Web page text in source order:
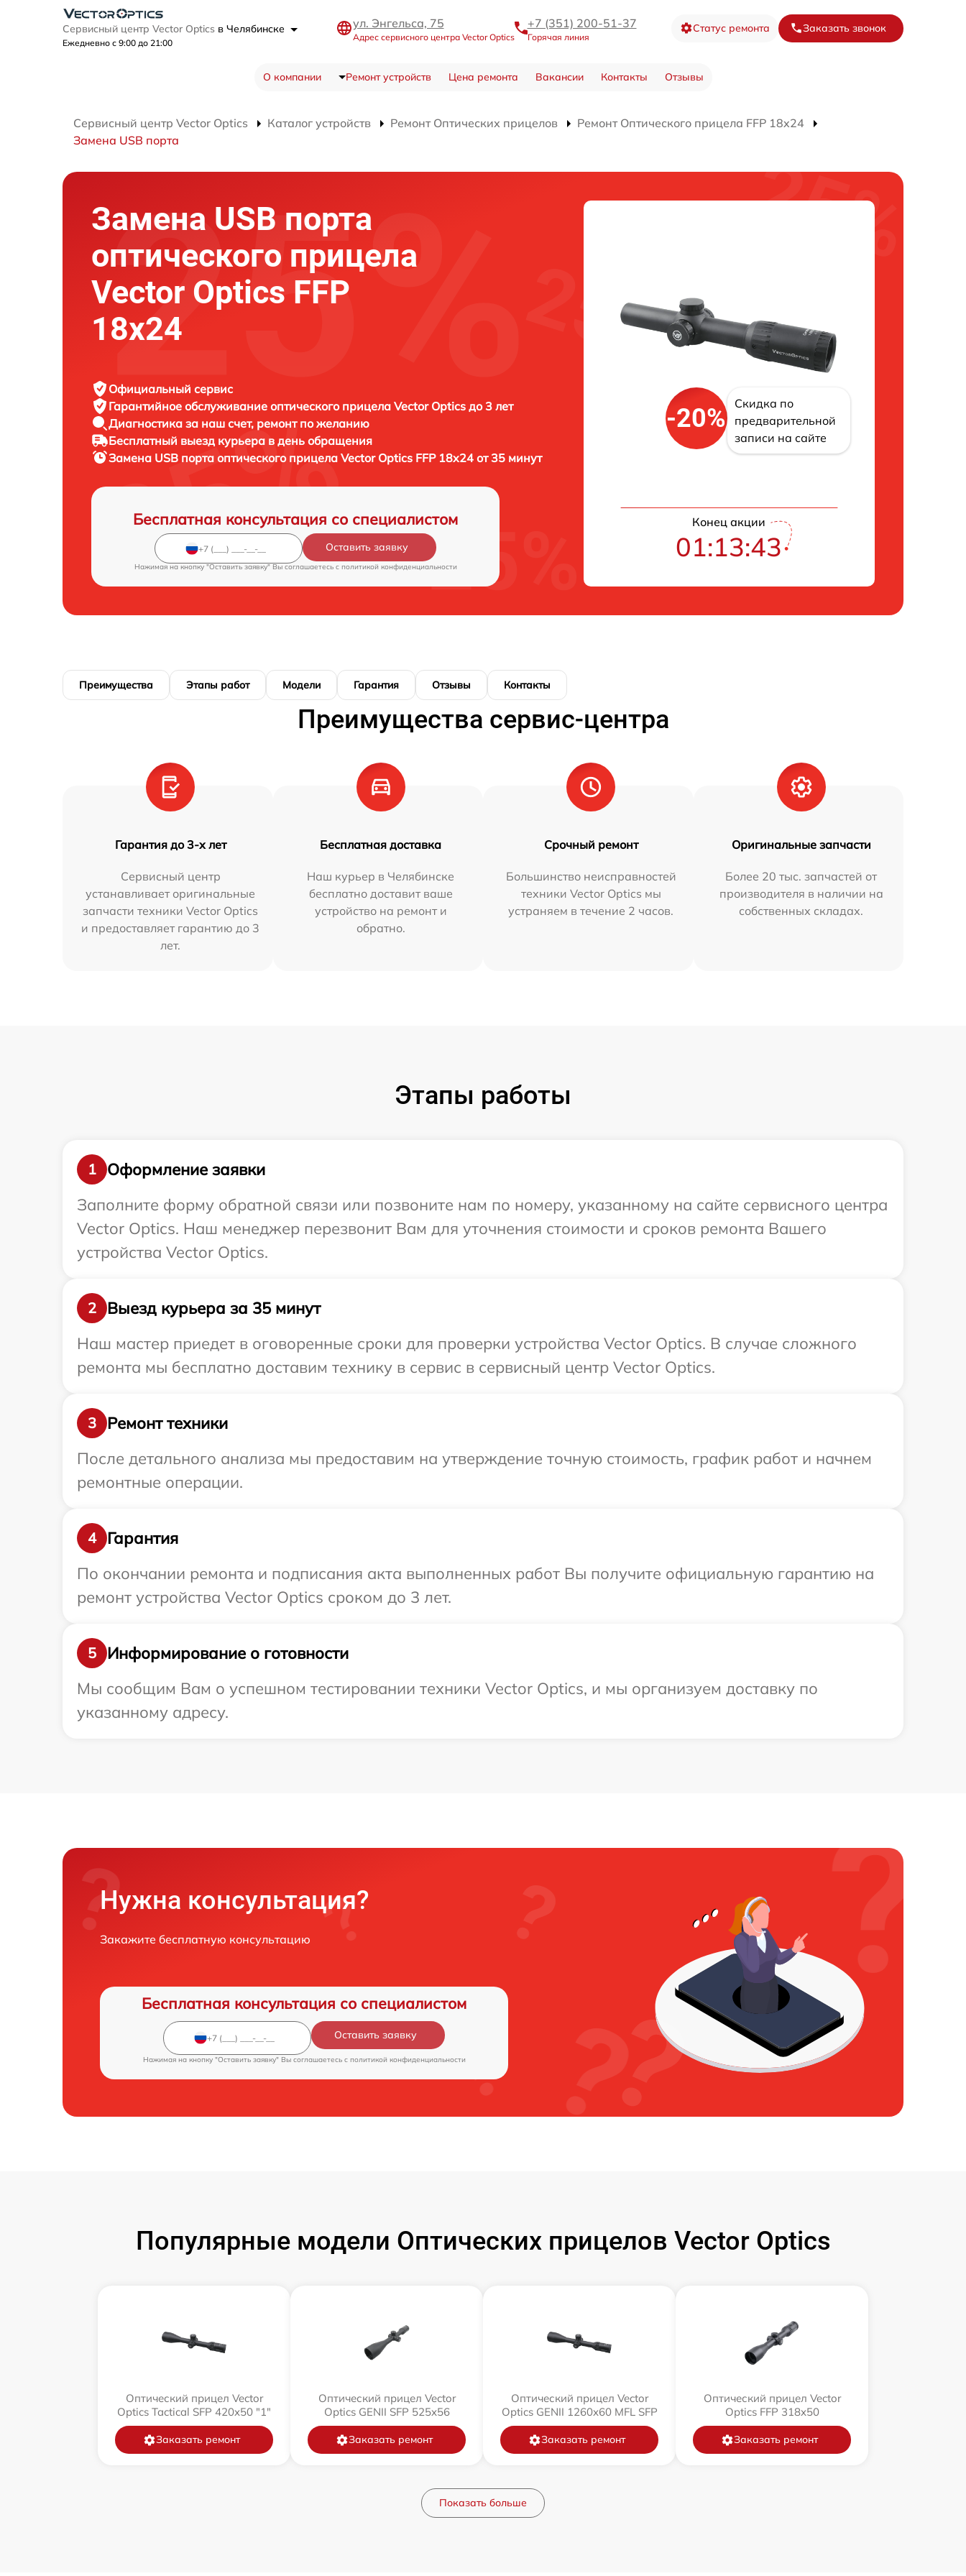
Сервисный центр Vector Optics в Челябинске
Ежедневно с 9:00 до 21:00
ул. Энгельса, 75
Адрес сервисного центра Vector Optics
+7 (351) 200-51-37
Горячая линия
Статус ремонта Заказать звонок
О компании Ремонт устройств Цена ремонта Вакансии Контакты Отзывы
Сервисный центр Vector Optics Каталог устройств Ремонт Оптических прицелов
Ремонт Оптического прицела FFP 18x24
Замена USB порта
Замена USB порта
оптического прицела
Vector Optics FFP
18x24
Официальный сервис
Гарантийное обслуживание оптического прицела Vector Optics до 3 лет
Диагностика за наш счет, ремонт по желанию
Бесплатный выезд курьера в день обращения
Замена USB порта оптического прицела Vector Optics FFP 18x24 от 35 минут
Бесплатная консультация со специалистом
Оставить заявку
Нажимая на кнопку "Оставить заявку" Вы соглашаетесь c политикой конфиденциальности
-20%
Скидка по
предварительной
записи на сайте
Конец акции
01:13:42
Преимущества Этапы работ Модели Гарантия Отзывы Контакты
Преимущества сервис-центра
Гарантия до 3-х лет
Сервисный центр
устанавливает оригинальные
запчасти техники Vector Optics
и предоставляет гарантию до 3
лет.
Бесплатная доставка
Наш курьер в Челябинске
бесплатно доставит ваше
устройство на ремонт и
обратно.
Срочный ремонт
Большинство неисправностей
техники Vector Optics мы
устраняем в течение 2 часов.
Оригинальные запчасти
Более 20 тыс. запчастей от
производителя в наличии на
собственных складах.
Этапы работы
1
Оформление заявки
Заполните форму обратной связи или позвоните нам по номеру, указанному на сайте сервисного центра
Vector Optics. Наш менеджер перезвонит Вам для уточнения стоимости и сроков ремонта Вашего
устройства Vector Optics.
2
Выезд курьера за 35 минут
Наш мастер приедет в оговоренные сроки для проверки устройства Vector Optics. В случае сложного
ремонта мы бесплатно доставим технику в сервис в сервисный центр Vector Optics.
3
Ремонт техники
После детального анализа мы предоставим на утверждение точную стоимость, график работ и начнем
ремонтные операции.
4
Гарантия
По окончании ремонта и подписания акта выполненных работ Вы получите официальную гарантию на
ремонт устройства Vector Optics сроком до 3 лет.
5
Информирование о готовности
Мы сообщим Вам о успешном тестировании техники Vector Optics, и мы организуем доставку по
указанному адресу.
Нужна консультация?
Закажите бесплатную консультацию
Бесплатная консультация со специалистом
Оставить заявку
Нажимая на кнопку "Оставить заявку" Вы соглашаетесь c политикой конфиденциальности
Популярные модели Оптических прицелов Vector Optics
Оптический прицел Vector
Optics Tactical SFP 420x50 "1"
Заказать ремонт
Оптический прицел Vector
Optics GENII SFP 525x56
Заказать ремонт
Оптический прицел Vector
Optics GENII 1260x60 MFL SFP
Заказать ремонт
Оптический прицел Vector
Optics FFP 318x50
Заказать ремонт
Показать больше